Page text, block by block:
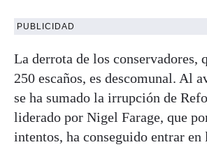
PUBLICIDAD
La derrota de los conservadores,
250 escaños, es descomunal. Al
se ha sumado la irrupción de
liderado por Nigel Farage, que
intentos, ha conseguido entrar en